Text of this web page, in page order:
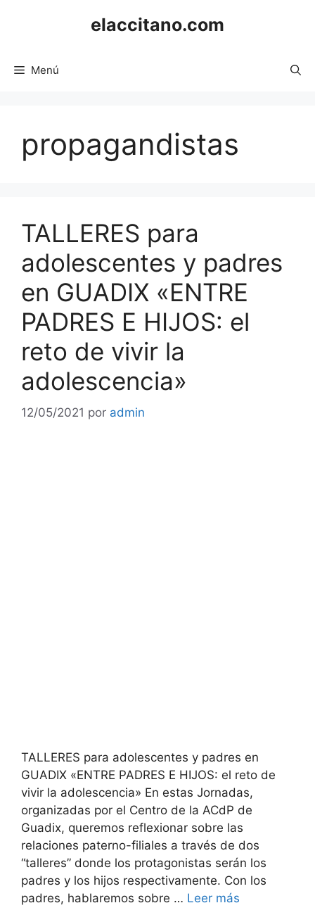
elaccitano.com
Menú
propagandistas
TALLERES para
adolescentes y padres
en GUADIX «ENTRE
PADRES E HIJOS: el
reto de vivir la
adolescencia»
12/05/2021 por admin
TALLERES para adolescentes y padres en
GUADIX «ENTRE PADRES E HIJOS: el reto de
vivir la adolescencia» En estas Jornadas,
organizadas por el Centro de la ACdP de
Guadix, queremos reflexionar sobre las
relaciones paterno-filiales a través de dos
“talleres” donde los protagonistas serán los
padres y los hijos respectivamente. Con los
padres, hablaremos sobre … Leer más